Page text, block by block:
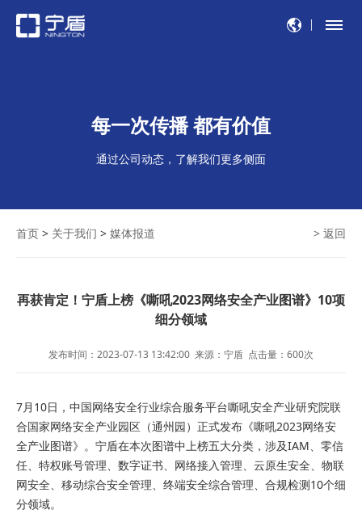
每一次传播 都有价值
通过公司动态，了解我们更多侧面
> 返回
首页 > 关于我们 > 媒体报道
再获肯定！宁盾上榜《嘶吼2023网络安全产业图谱》10项
细分领域
发布时间：2023-07-13 13:42:00 来源：宁盾 点击量： 600次
7月10日，中国网络安全行业综合服务平台嘶吼安全产业研究院联
合国家网络安全产业园区（通州园）正式发布《嘶吼2023网络安
全产业图谱》。宁盾在本次图谱中上榜五大分类，涉及IAM、零信
任、特权账号管理、数字证书、网络接入管理、云原生安全、物联
网安全、移动综合安全管理、终端安全综合管理、合规检测10个细
分领域。